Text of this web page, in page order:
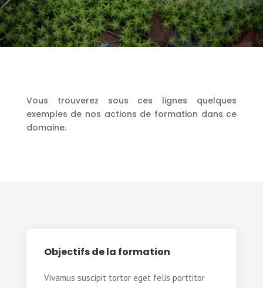
Vous trouverez sous ces lignes quelques
exemples de nos actions de formation dans ce
domaine.
Objectifs de la formation
Vivamus suscipit tortor eget felis porttitor